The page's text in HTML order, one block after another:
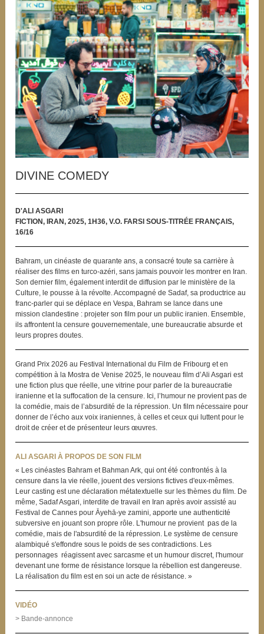
DIVINE COMEDY
D'ALI ASGARI
FICTION, IRAN, 2025, 1H36, V.O. FARSI SOUS-TITRÉE FRANÇAIS,
16/16
Bahram, un cinéaste de quarante ans, a consacré toute sa carrière à
réaliser des films en turco-azéri, sans jamais pouvoir les montrer en Iran.
Son dernier film, également interdit de diffusion par le ministère de la
Culture, le pousse à la révolte. Accompagné de Sadaf, sa productrice au
franc-parler qui se déplace en Vespa, Bahram se lance dans une
mission clandestine : projeter son film pour un public iranien. Ensemble,
ils affrontent la censure gouvernementale, une bureaucratie absurde et
leurs propres doutes.
Grand Prix 2026 au Festival International du Film de Fribourg et en
compétition à la Mostra de Venise 2025, le nouveau film d’Ali Asgari est
une fiction plus que réelle, une vitrine pour parler de la bureaucratie
iranienne et la suffocation de la censure. Ici, l’humour ne provient pas de
la comédie, mais de l’absurdité de la répression. Un film nécessaire pour
donner de l’écho aux voix iraniennes, à celles et ceux qui luttent pour le
droit de créer et de présenteur leurs œuvres.
ALI ASGARI À PROPOS DE SON FILM
« Les cinéastes Bahram et Bahman Ark, qui ont été confrontés à la
censure dans la vie réelle, jouent des versions fictives d'eux-mêmes.
Leur casting est une déclaration métatextuelle sur les thèmes du film. De
même, Sadaf Asgari, interdite de travail en Iran après avoir assisté au
Festival de Cannes pour Āyehā-ye zamini, apporte une authenticité
subversive en jouant son propre rôle. L'humour ne provient pas de la
comédie, mais de l'absurdité de la répression. Le système de censure
alambiqué s'effondre sous le poids de ses contradictions. Les
personnages réagissent avec sarcasme et un humour discret, l'humour
devenant une forme de résistance lorsque la rébellion est dangereuse.
La réalisation du film est en soi un acte de résistance. »
VIDÉO
> Bande-annonce